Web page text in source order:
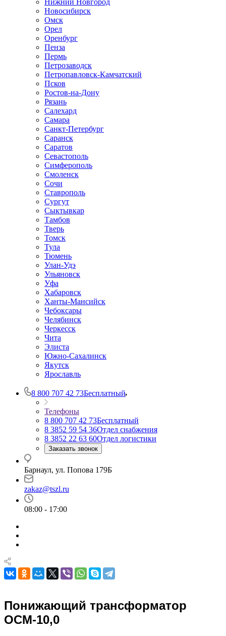
Нижний Новгород
Новосибирск
Омск
Орел
Оренбург
Пенза
Пермь
Петрозаводск
Петропавловск-Камчатский
Псков
Ростов-на-Дону
Рязань
Салехард
Самара
Санкт-Петербург
Саранск
Саратов
Севастополь
Симферополь
Смоленск
Сочи
Ставрополь
Сургут
Сыктывкар
Тамбов
Тверь
Томск
Тула
Тюмень
Улан-Удэ
Ульяновск
Уфа
Хабаровск
Ханты-Мансийск
Чебоксары
Челябинск
Черкесск
Чита
Элиста
Южно-Сахалинск
Якутск
Ярославль
8 800 707 42 73Бесплатный
Телефоны
8 800 707 42 73Бесплатный
8 3852 59 54 36Отдел снабжения
8 3852 22 63 60Отдел логистики
Заказать звонок
Барнаул, ул. Попова 179Б
zakaz@tszl.ru
08:00 - 17:00
Понижающий трансформатор
ОСМ-10,0